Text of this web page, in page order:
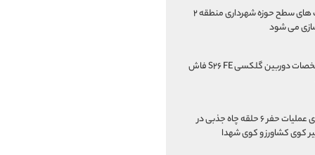
پارک های سطح حوزه شهرداری منطقه ۲
می شود
مشخصات دوربین گلکسی S۲۶ FE فاش
اجرای عملیات حفر ۶ حلقه چاه جذبی در
کوی کشاورز و کوی شهدا